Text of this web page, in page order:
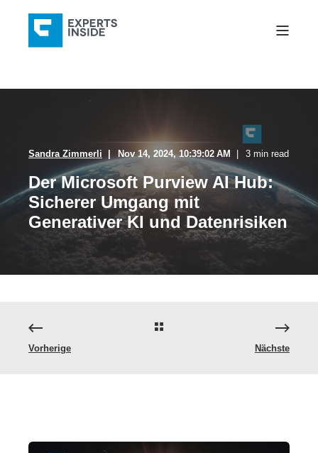
Sandra Zimmerli Nov 14, 2024, 10:39:02 AM 3 min read
Der Microsoft Purview AI Hub:
Sicherer Umgang mit
Generativer KI und Datenrisiken
Vorherige Nächste